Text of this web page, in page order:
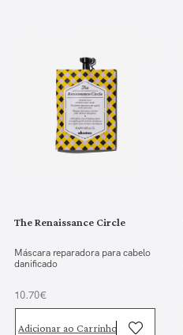
The Renaissance Circle
Máscara reparadora para cabelo
danificado
10.70€
Adicionar ao Carrinho